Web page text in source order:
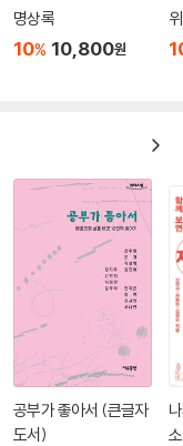
명상록
10% 10,800원
공부가 좋아서 (큰글자
도서)